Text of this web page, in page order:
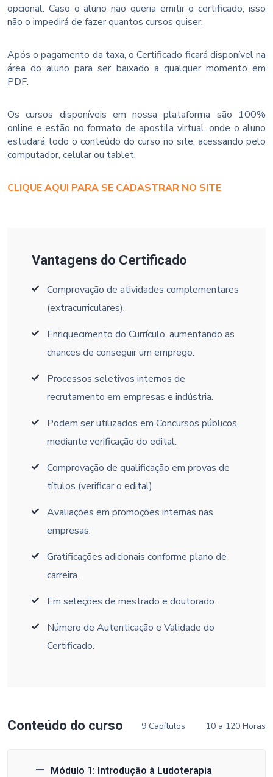
opcional. Caso o aluno não queria emitir o certificado, isso
não o impedirá de fazer quantos cursos quiser.
Após o pagamento da taxa, o Certificado ficará disponível na
área do aluno para ser baixado a qualquer momento em
PDF.
Os cursos disponíveis em nossa plataforma são 100%
online e estão no formato de apostila virtual, onde o aluno
estudará todo o conteúdo do curso no site, acessando pelo
computador, celular ou tablet.
CLIQUE AQUI PARA SE CADASTRAR NO SITE
Vantagens do Certificado
Comprovação de atividades complementares
(extracurriculares).
Enriquecimento do Currículo, aumentando as
chances de conseguir um emprego.
Processos seletivos internos de
recrutamento em empresas e indústria.
Podem ser utilizados em Concursos públicos,
mediante verificação do edital.
Comprovação de qualificação em provas de
títulos (verificar o edital).
Avaliações em promoções internas nas
empresas.
Gratificações adicionais conforme plano de
carreira.
Em seleções de mestrado e doutorado.
Número de Autenticação e Validade do
Certificado.
Conteúdo do curso 9 Capítulos 10 a 120 Horas
Módulo 1: Introdução à Ludoterapia